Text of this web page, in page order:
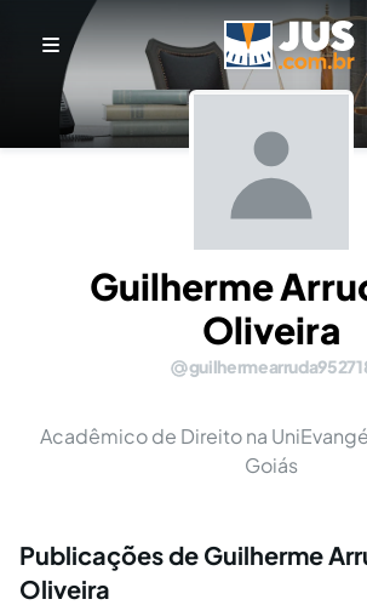
Guilherme
Oliveira
Acadêmico de Direito na
Goiás
Publicações de Guilherme
Oliveira